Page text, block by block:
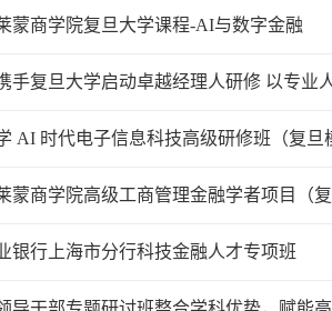
蒙商学院复旦大学课程-AI与数字金融
AI 时代电子信息科技高级研修班（复旦
银行上海市分行科技金融人才专项班